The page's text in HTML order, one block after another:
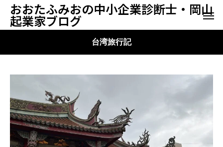
おおたふみおの中小企業診断士・岡山
起業家ブログ
台湾旅行記